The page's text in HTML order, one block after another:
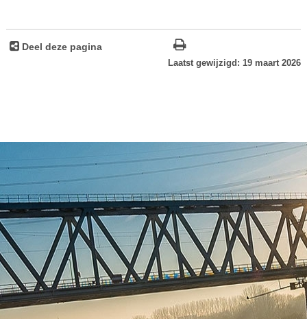
Deel deze pagina
Laatst gewijzigd: 19 maart 2026